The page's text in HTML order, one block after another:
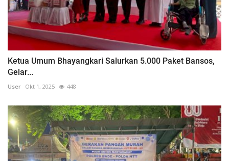
Ketua Umum Bhayangkari Salurkan 5.000 Paket Bansos,
Gelar...
User Okt 1, 2025 448